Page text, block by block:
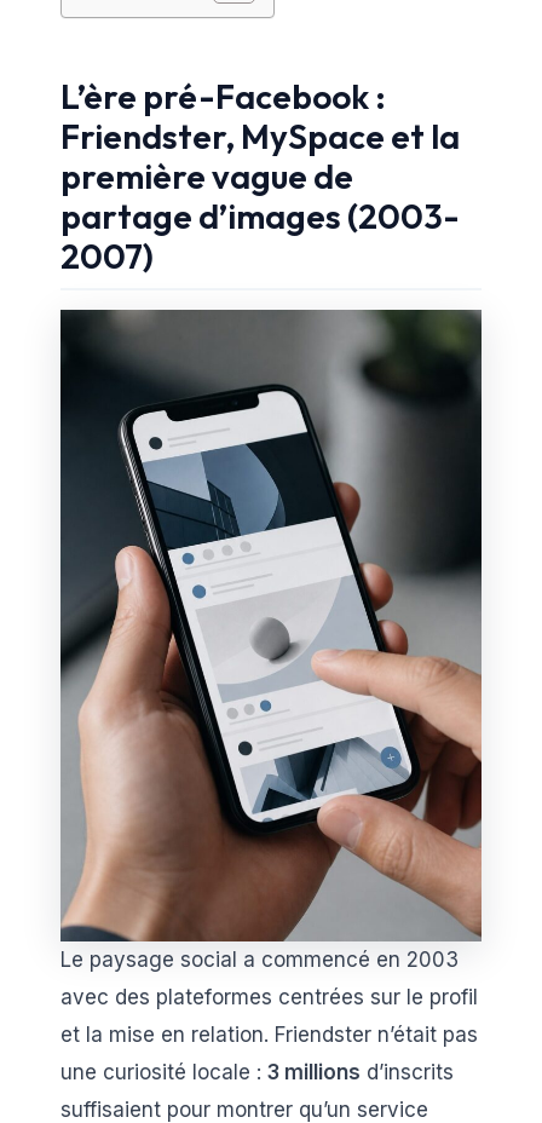
L’ère pré-Facebook :
Friendster, MySpace et la
première vague de
partage d’images (2003-
2007)
Le paysage social a commencé en 2003
avec des plateformes centrées sur le profil
et la mise en relation. Friendster n’était pas
une curiosité locale : 3 millions d’inscrits
suffisaient pour montrer qu’un service